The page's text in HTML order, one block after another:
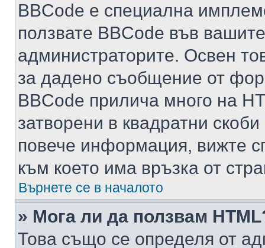
BBCode е специална
ползвате BBCode във
администраторите. Освен
за дадено съобщение от
BBCode прилича много на
затворени в квадратни
повече информация, вижте
към което има връзка от
Върнете се в началото
» Мога ли да ползвам
Това също се определя от